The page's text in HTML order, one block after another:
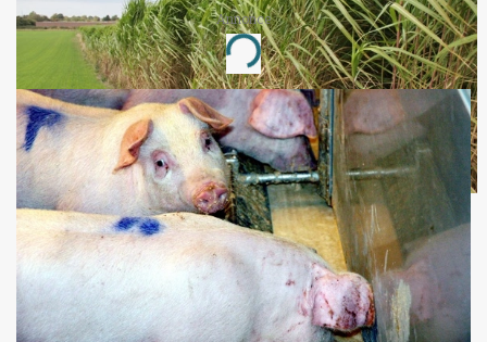
Annonce
Loading...